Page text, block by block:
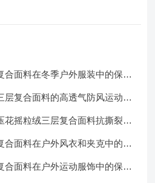
合面料在冬季户外服装中的保暖
层复合面料的高透气防风运动服
花摇粒绒三层复合面料抗撕裂与
合面料在户外风衣和夹克中的应
合面料在户外运动服饰中的保暖